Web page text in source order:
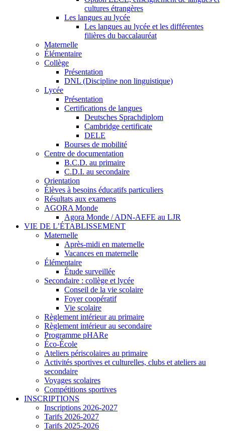
cultures étrangères
Les langues au lycée
Les langues au lycée et les différentes
filières du baccalauréat
Maternelle
Élémentaire
Collège
Présentation
DNL (Discipline non linguistique)
Lycée
Présentation
Certifications de langues
Deutsches Sprachdiplom
Cambridge certificate
DELE
Bourses de mobilité
Centre de documentation
B.C.D. au primaire
C.D.I. au secondaire
Orientation
Élèves à besoins éducatifs particuliers
Résultats aux examens
AGORA Monde
Agora Monde / ADN-AEFE au LJR
VIE DE L’ÉTABLISSEMENT
Maternelle
Après-midi en maternelle
Vacances en maternelle
Élémentaire
Étude surveillée
Secondaire : collège et lycée
Conseil de la vie scolaire
Foyer coopératif
Vie scolaire
Règlement intérieur au primaire
Règlement intérieur au secondaire
Programme pHARe
Éco-École
Ateliers périscolaires au primaire
Activités sportives et culturelles, clubs et ateliers au
secondaire
Voyages scolaires
Compétitions sportives
INSCRIPTIONS
Inscriptions 2026-2027
Tarifs 2026-2027
Tarifs 2025-2026